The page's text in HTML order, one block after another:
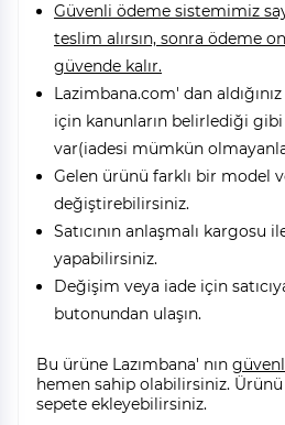
Güvenli ödeme sistemimiz
teslim alırsın, sonra ödeme
güvende kalır.
Lazimbana.com' dan
için kanunların belirlediği gibi
var(iadesi mümkün
Gelen ürünü farklı bir model
değiştirebilirsiniz.
Satıcının anlaşmalı kargosu
yapabilirsiniz.
Değişim veya iade için
butonundan ulaşın.
Bu ürüne Lazımbana' nın
hemen sahip olabilirsiniz.
sepete ekleyebilirsiniz.